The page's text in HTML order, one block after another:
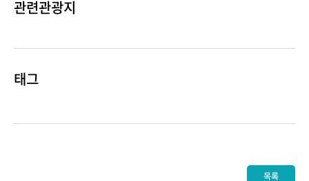
관련관광지
태그
목록